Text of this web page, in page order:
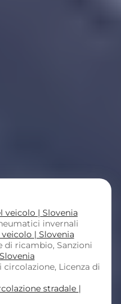
veicolo | Slovenia
invernali
| Slovenia
di ricambio, Sanzioni
Licenza di
stradale |